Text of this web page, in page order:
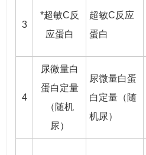
3
*超敏C反
应蛋白
超敏C反应
蛋白
4
尿微量白
蛋白定量
（随机
尿）
尿微量白蛋
白定量（随
机尿）